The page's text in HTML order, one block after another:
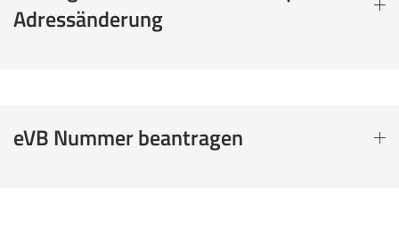
Adressänderung
eVB Nummer beantragen